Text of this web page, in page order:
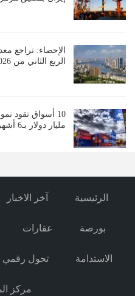
الربع الثاني من 2026
مليار دولار بـ6 أشهر
الرئيسية آخر الاخبار
بورصة عقارات
الاستدامة تحول رقمي
مركز